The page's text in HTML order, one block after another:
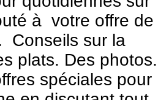
à votre offre de
Conseils sur la
plats. Des photos.
spéciales pour